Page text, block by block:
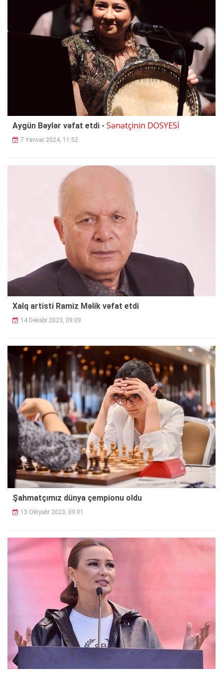
Aygün Bəylər vəfat etdi - Sənətçinin DOSYESİ
7 Yanvar 2024, 11:52
Xalq artisti Ramiz Məlik vəfat etdi
14 Dekabr 2023, 09:09
Şahmatçımız dünya çempionu oldu
13 Oktyabr 2023, 09:01